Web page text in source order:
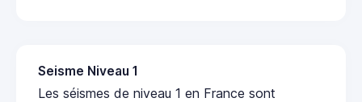
Seisme Niveau 1
Les séismes de niveau 1 en France sont